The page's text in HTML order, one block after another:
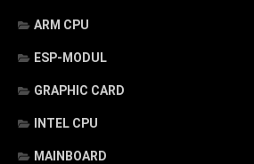
ARM CPU
ESP-MODUL
GRAPHIC CARD
INTEL CPU
MAINBOARD